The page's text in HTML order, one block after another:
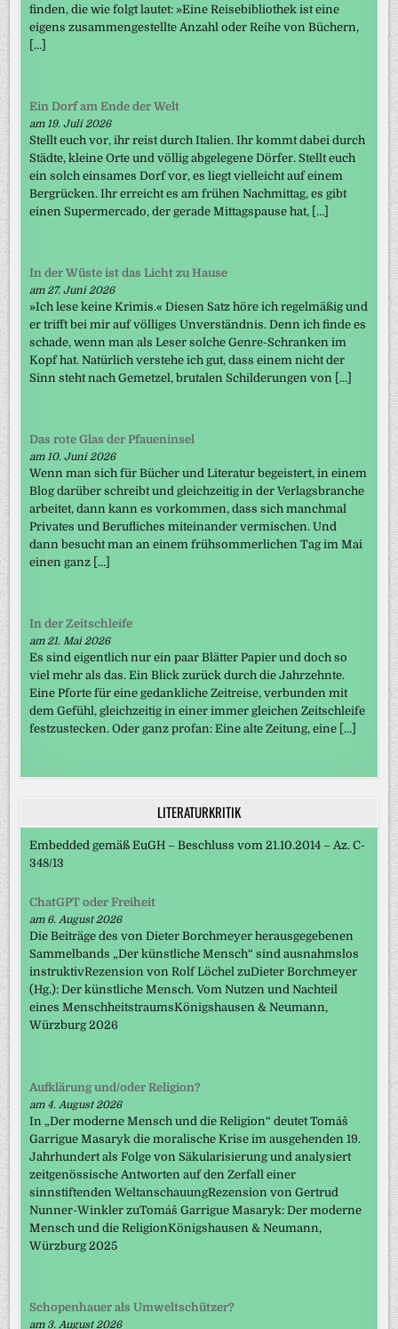
finden, die wie folgt lautet: »Eine Reisebibliothek ist eine
eigens zusammengestellte Anzahl oder Reihe von Büchern,
[…]
Ein Dorf am Ende der Welt
am 19. Juli 2026
Stellt euch vor, ihr reist durch Italien. Ihr kommt dabei durch
Städte, kleine Orte und völlig abgelegene Dörfer. Stellt euch
ein solch einsames Dorf vor, es liegt vielleicht auf einem
Bergrücken. Ihr erreicht es am frühen Nachmittag, es gibt
einen Supermercado, der gerade Mittagspause hat, […]
In der Wüste ist das Licht zu Hause
am 27. Juni 2026
»Ich lese keine Krimis.« Diesen Satz höre ich regelmäßig und
er trifft bei mir auf völliges Unverständnis. Denn ich finde es
schade, wenn man als Leser solche Genre-Schranken im
Kopf hat. Natürlich verstehe ich gut, dass einem nicht der
Sinn steht nach Gemetzel, brutalen Schilderungen von […]
Das rote Glas der Pfaueninsel
am 10. Juni 2026
Wenn man sich für Bücher und Literatur begeistert, in einem
Blog darüber schreibt und gleichzeitig in der Verlagsbranche
arbeitet, dann kann es vorkommen, dass sich manchmal
Privates und Berufliches miteinander vermischen. Und
dann besucht man an einem frühsommerlichen Tag im Mai
einen ganz […]
In der Zeitschleife
am 21. Mai 2026
Es sind eigentlich nur ein paar Blätter Papier und doch so
viel mehr als das. Ein Blick zurück durch die Jahrzehnte.
Eine Pforte für eine gedankliche Zeitreise, verbunden mit
dem Gefühl, gleichzeitig in einer immer gleichen Zeitschleife
festzustecken. Oder ganz profan: Eine alte Zeitung, eine […]
LITERATURKRITIK
Embedded gemäß EuGH – Beschluss vom 21.10.2014 – Az. C-
348/13
ChatGPT oder Freiheit
am 6. August 2026
Die Beiträge des von Dieter Borchmeyer herausgegebenen
Sammelbands „Der künstliche Mensch“ sind ausnahmslos
instruktivRezension von Rolf Löchel zuDieter Borchmeyer
(Hg.): Der künstliche Mensch. Vom Nutzen und Nachteil
eines MenschheitstraumsKönigshausen & Neumann,
Würzburg 2026
Aufklärung und/oder Religion?
am 4. August 2026
In „Der moderne Mensch und die Religion“ deutet Tomáš
Garrigue Masaryk die moralische Krise im ausgehenden 19.
Jahrhundert als Folge von Säkularisierung und analysiert
zeitgenössische Antworten auf den Zerfall einer
sinnstiftenden WeltanschauungRezension von Gertrud
Nunner-Winkler zuTomáš Garrigue Masaryk: Der moderne
Mensch und die ReligionKönigshausen & Neumann,
Würzburg 2025
Schopenhauer als Umweltschützer?
am 3. August 2026